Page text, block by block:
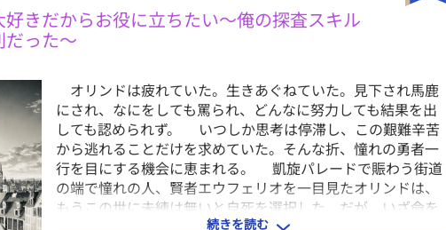
好きだからお役に立ちたい〜俺の探査スキル
だった〜
オリンドは疲れていた。生きあぐねていた。見下され馬鹿
にされ、なにをしても罵られ、どんなに努力しても結果を出
しても認められず。 いつしか思考は停滞し、この艱難辛苦
から逃れることだけを求めていた。そんな折、憧れの勇者一
行を目にする機会に恵まれる。 凱旋パレードで賑わう街道
の端で憧れの人、賢者エウフェリオを一目見たオリンドは、
もうこの世に未練は無いと自死を選択した。だが、いざ命を
続きを読む